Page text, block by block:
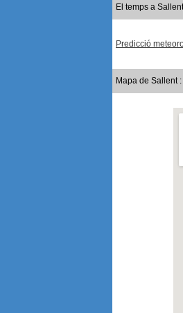
El temps a
Predicció
Mapa de Sallent :